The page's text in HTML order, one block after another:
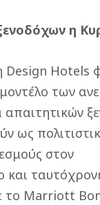
η
Design Hotels
των
απαιτητικών
ως
στον
και
το Marriott